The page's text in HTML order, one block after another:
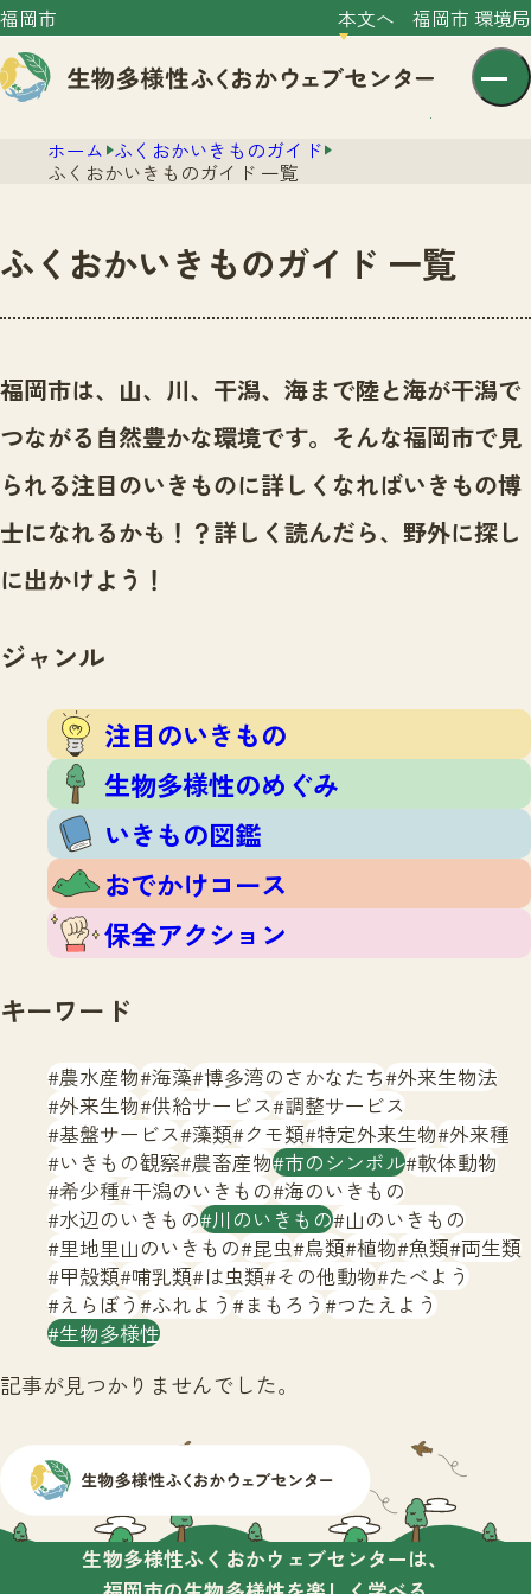
福岡市 本文へ 福岡市 環境局
センター紹介
センター紹介TOP
サイトポリシー
プライバシーポリシー
ニュースTOP
市の取組み
いきものガイド
いきものガイドTOP
注目のいきもの
生物多様性のめぐみ
保全アクション
イベント
いきもの調査隊
調査レポート
調査結果
ふくおかいきものマップ
マッチング
マッチングTOP
掲載申し込みフォーム
お問合せ
サイトマップ
ホーム ふくおかいきものガイド
ふくおかいきものガイド 一覧
ふくおかいきものガイド 一覧
福岡市は、山、川、干潟、海まで陸と海が干潟で
つながる自然豊かな環境です。 そんな福岡市で見
られる注目のいきものに詳しくなればいきもの博
士になれるかも！？詳しく読んだら、野外に探し
に出かけよう！
ジャンル
注目のいきもの
生物多様性のめぐみ
いきもの図鑑
おでかけコース
保全アクション
キーワード
農水産物 海藻 博多湾のさかなたち 外来生物法
外来生物 供給サービス 調整サービス
基盤サービス 藻類 クモ類 特定外来生物 外来種
いきもの観察 農畜産物 市のシンボル 軟体動物
希少種 干潟のいきもの 海のいきもの
水辺のいきもの 川のいきもの 山のいきもの
里地里山のいきもの 昆虫 鳥類 植物 魚類 両生類
甲殻類 哺乳類 は虫類 その他動物 たべよう
えらぼう ふれよう まもろう つたえよう
生物多様性
記事が見つかりませんでした。
生物多様性ふくおかウェブセンターは、